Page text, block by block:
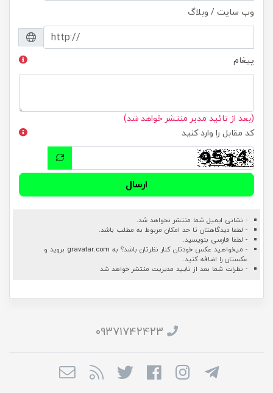
وب سایت / وبلاگ
پیغام
(بعد از تائید مدیر منتشر خواهد شد)
کد مقابل را وارد کنید
ارسال
- نشانی ایمیل شما منتشر نخواهد شد.
- لطفا دیدگاهتان تا حد امکان مربوط به مطلب باشد.
- لطفا فارسی بنویسید.
- میخواهید عکس خودتان کنار نظرتان باشد؟ به gravatar.com بروید و
عکستان را اضافه کنید.
- نظرات شما بعد از تایید مدیریت منتشر خواهد شد
09371742423